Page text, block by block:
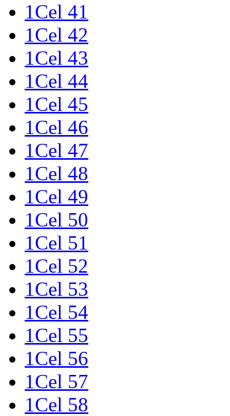
1Cel 41
1Cel 42
1Cel 43
1Cel 44
1Cel 45
1Cel 46
1Cel 47
1Cel 48
1Cel 49
1Cel 50
1Cel 51
1Cel 52
1Cel 53
1Cel 54
1Cel 55
1Cel 56
1Cel 57
1Cel 58